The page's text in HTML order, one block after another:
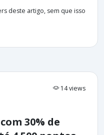
deste artigo, sem que isso
14 views
30% de